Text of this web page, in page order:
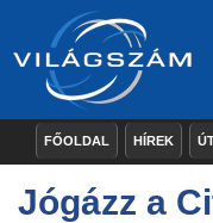
FŐOLDAL HÍREK
Jógázz a